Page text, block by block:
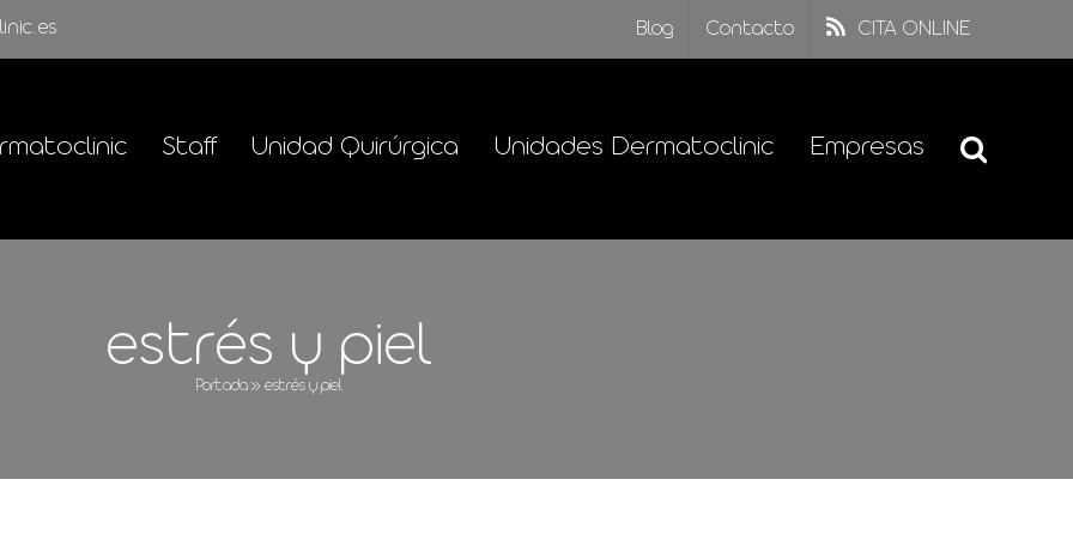
Blog Contacto CITA ONLINE
Staff Unidad Quirúrgica Unidades Dermatoclinic Empresas
estrés y piel
Portada» estrés y piel